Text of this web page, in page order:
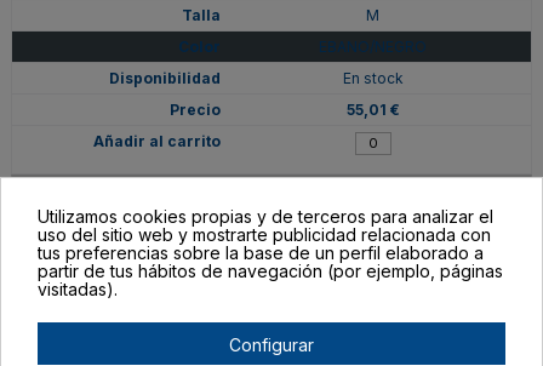
M
EBANO/NEGRO
En stock
55,01 €
Utilizamos cookies propias y de terceros para analizar el
uso del sitio web y mostrarte publicidad relacionada con
tus preferencias sobre la base de un perfil elaborado a
partir de tus hábitos de navegación (por ejemplo, páginas
visitadas).
Configurar